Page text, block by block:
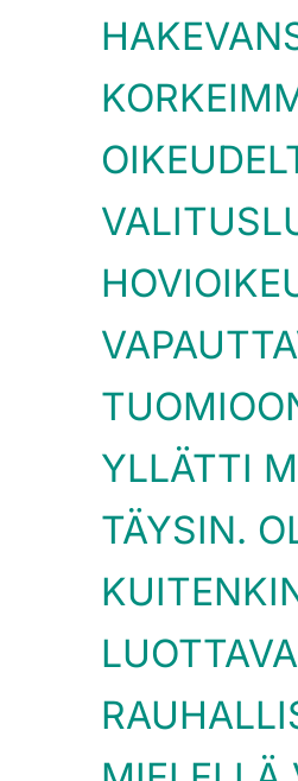
YLLÄTTI
TÄYSIN.